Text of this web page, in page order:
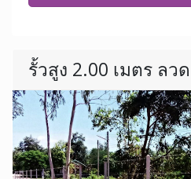
รั้วสูง 2.00 เมตร ลว